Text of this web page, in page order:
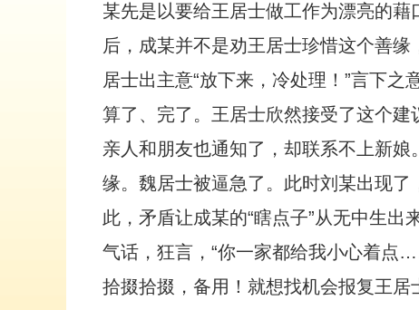
某先是以要给王居士做工作为漂亮的
后，成某并不是劝王居士珍惜这个善
居士出主意“放下来，冷处理！”言下
算了、完了。王居士欣然接受了这个建
亲人和朋友也通知了，却联系不上新娘
缘。魏居士被逼急了。此时刘某出现
此，矛盾让成某的“瞎点子”从无中生
气话，狂言，“你一家都给我小心着点
拾掇拾掇，备用！就想找机会报复王